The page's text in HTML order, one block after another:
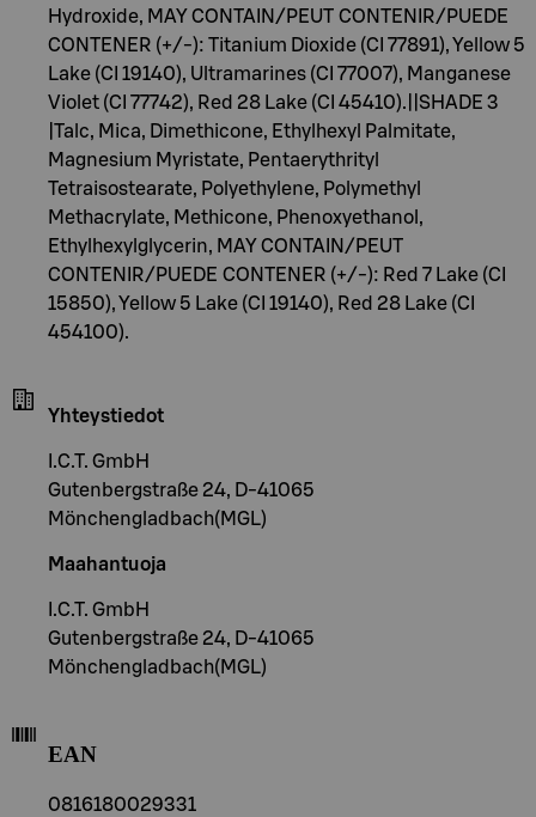
Hydroxide, MAY CONTAIN/PEUT CONTENIR/PUEDE
CONTENER (+/-): Titanium Dioxide (CI 77891), Yellow 5
Lake (CI 19140), Ultramarines (CI 77007), Manganese
Violet (CI 77742), Red 28 Lake (CI 45410).||SHADE 3
|Talc, Mica, Dimethicone, Ethylhexyl Palmitate,
Magnesium Myristate, Pentaerythrityl
Tetraisostearate, Polyethylene, Polymethyl
Methacrylate, Methicone, Phenoxyethanol,
Ethylhexylglycerin, MAY CONTAIN/PEUT
CONTENIR/PUEDE CONTENER (+/-): Red 7 Lake (CI
15850), Yellow 5 Lake (CI 19140), Red 28 Lake (CI
454100).
Yhteystiedot
I.C.T. GmbH
Gutenbergstraße 24, D-41065
Mönchengladbach(MGL)
Maahantuoja
I.C.T. GmbH
Gutenbergstraße 24, D-41065
Mönchengladbach(MGL)
EAN
0816180029331